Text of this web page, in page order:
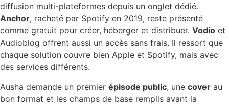
diffusion multi-plateformes depuis un onglet dédié.
Anchor, racheté par Spotify en 2019, reste présenté
comme gratuit pour créer, héberger et distribuer. Vodio et
Audioblog offrent aussi un accès sans frais. Il ressort que
chaque solution couvre bien Apple et Spotify, mais avec
des services différents.
Ausha demande un premier épisode public, une cover au
bon format et les champs de base remplis avant la